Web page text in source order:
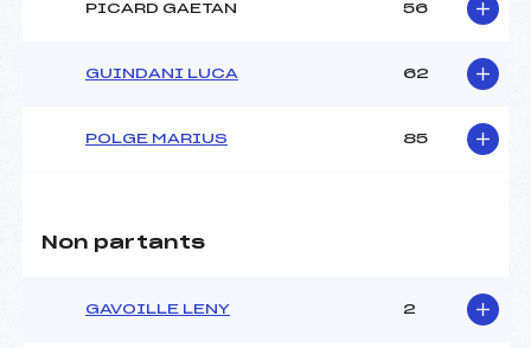
PICARD GAETAN 56
GUINDANI LUCA 62
POLGE MARIUS 85
Non partants
GAVOILLE LENY 2